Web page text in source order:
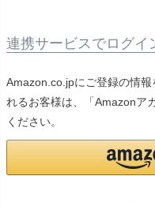
連携サービスでログイ
Amazon.co.jpにご登録の情
れるお客様は、「Amazonア
ください。